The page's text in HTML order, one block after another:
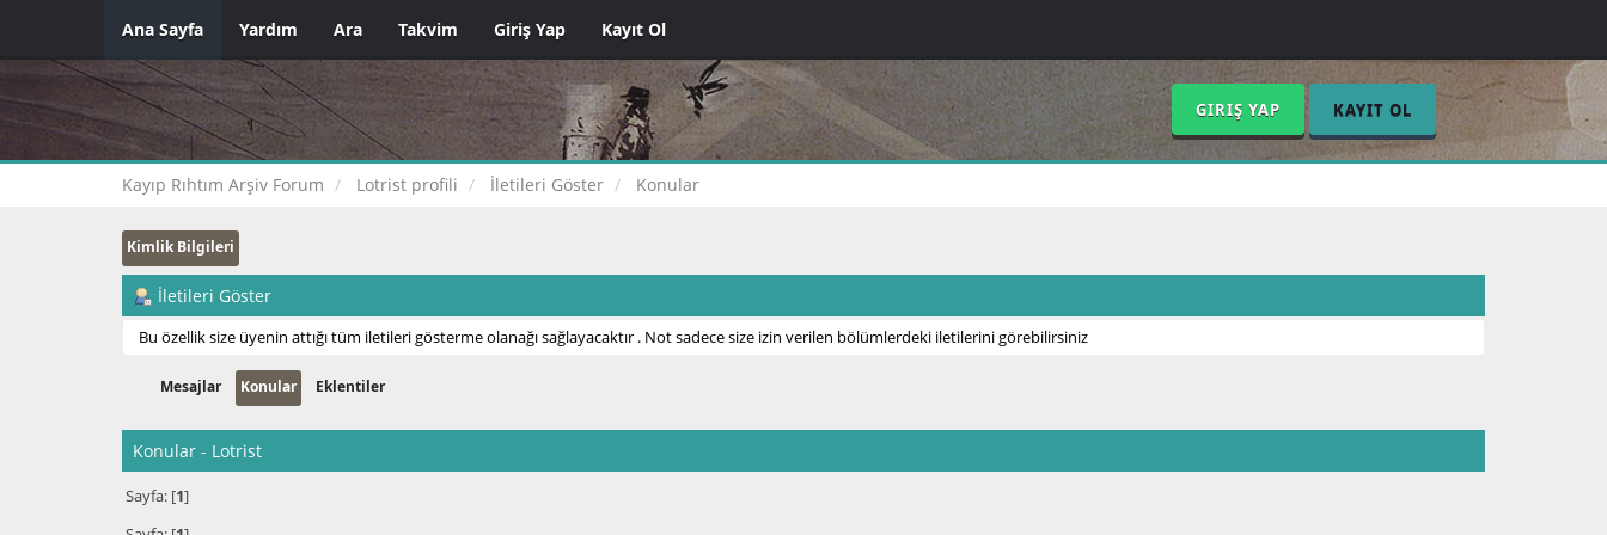
Ana Sayfa Yardım Ara Takvim Giriş Yap Kayıt Ol
GIRIŞ YAP KAYIT OL
Kayıp Rıhtım Arşiv Forum Lotrist profili İletileri Göster Konular
Kimlik Bilgileri
İletileri Göster
Bu özellik size üyenin attığı tüm iletileri gösterme olanağı sağlayacaktır . Not sadece size izin verilen bölümlerdeki iletilerini görebilirsiniz
Mesajlar Konular Eklentiler
Konular - Lotrist
Sayfa: [1]